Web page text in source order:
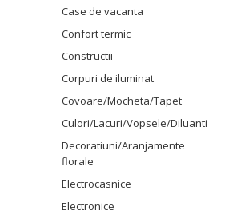
Case de vacanta
Confort termic
Constructii
Corpuri de iluminat
Covoare/Mocheta/Tapet
Culori/Lacuri/Vopsele/Diluanti
Decoratiuni/Aranjamente
florale
Electrocasnice
Electronice